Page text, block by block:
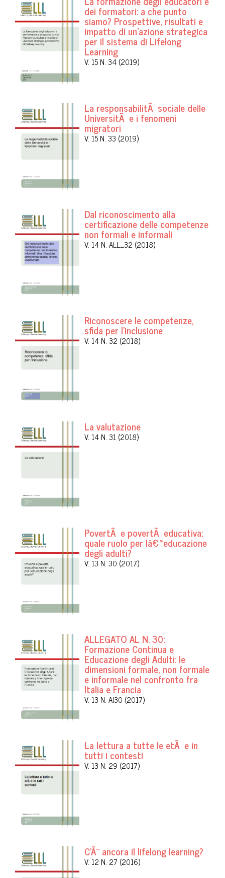
dei formatori: a che punto
siamo? Prospettive, risultati e
impatto di un'azione strategica
per il sistema di Lifelong
Learning
V. 15 N. 34 (2019)
La responsabilitÃ sociale delle
UniversitÃ e i fenomeni
migratori
V. 15 N. 33 (2019)
Dal riconoscimento alla
certificazione delle competenze
non formali e informali
V. 14 N. ALL_32 (2018)
Riconoscere le competenze,
sfida per l'inclusione
V. 14 N. 32 (2018)
La valutazione
V. 14 N. 31 (2018)
PovertÃ e povertÃ educativa:
quale ruolo per lâ€™educazione
degli adulti?
V. 13 N. 30 (2017)
ALLEGATO AL N. 30:
Formazione Continua e
Educazione degli Adulti: le
dimensioni formale, non formale
e informale nel confronto fra
Italia e Francia
V. 13 N. Al30 (2017)
La lettura a tutte le etÃ e in
tutti i contesti
V. 13 N. 29 (2017)
C'Ã¨ ancora il lifelong learning?
V. 12 N. 27 (2016)